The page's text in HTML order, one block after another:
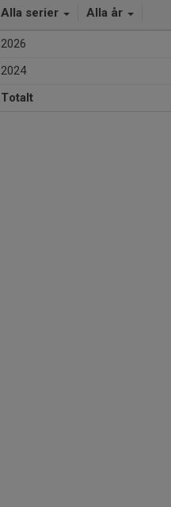
Alla serier Alla år
2026
2024
Totalt